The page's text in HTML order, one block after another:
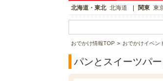
北海道・東北 北海道 関東 東
おでかけ情報TOP おでかけイベン
パンとスイーツパ